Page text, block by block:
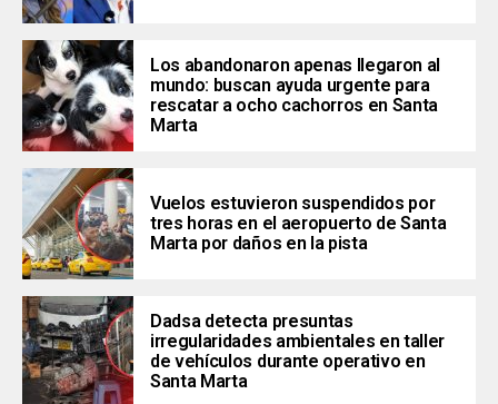
Los abandonaron apenas llegaron al
mundo: buscan ayuda urgente para
rescatar a ocho cachorros en Santa
Marta
Vuelos estuvieron suspendidos por
tres horas en el aeropuerto de Santa
Marta por daños en la pista
Dadsa detecta presuntas
irregularidades ambientales en taller
de vehículos durante operativo en
Santa Marta